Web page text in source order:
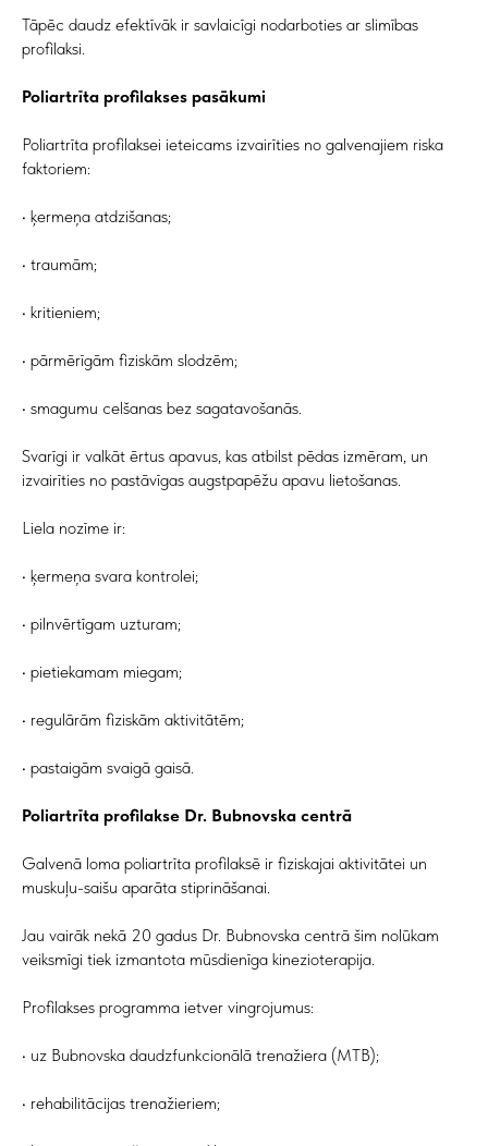
Tāpēc daudz efektīvāk ir savlaicīgi nodarboties ar slimības
profilaksi.
Poliartrīta profilakses pasākumi
Poliartrīta profilaksei ieteicams izvairīties no galvenajiem riska
faktoriem:
• ķermeņa atdzišanas;
• traumām;
• kritieniem;
• pārmērīgām fiziskām slodzēm;
• smagumu celšanas bez sagatavošanās.
Svarīgi ir valkāt ērtus apavus, kas atbilst pēdas izmēram, un
izvairīties no pastāvīgas augstpapēžu apavu lietošanas.
Liela nozīme ir:
• ķermeņa svara kontrolei;
• pilnvērtīgam uzturam;
• pietiekamam miegam;
• regulārām fiziskām aktivitātēm;
• pastaigām svaigā gaisā.
Poliartrīta profilakse Dr. Bubnovska centrā
Galvenā loma poliartrīta profilaksē ir fiziskajai aktivitātei un
muskuļu-saišu aparāta stiprināšanai.
Jau vairāk nekā 20 gadus Dr. Bubnovska centrā šim nolūkam
veiksmīgi tiek izmantota mūsdienīga kinezioterapija.
Profilakses programma ietver vingrojumus:
• uz Bubnovska daudzfunkcionālā trenažiera (MTB);
• rehabilitācijas trenažieriem;